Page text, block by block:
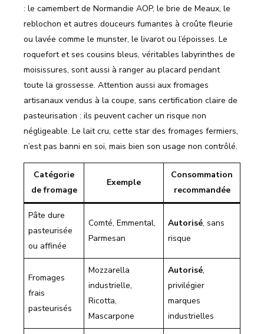
: le camembert de Normandie AOP, le brie de Meaux, le
reblochon et autres douceurs fumantes à croûte fleurie
ou lavée comme le munster, le livarot ou l’époisses. Le
roquefort et ses cousins bleus, véritables labyrinthes de
moisissures, sont aussi à ranger au placard pendant
toute la grossesse. Attention aussi aux fromages
artisanaux vendus à la coupe, sans certification claire de
pasteurisation : ils peuvent cacher un risque non
négligeable. Le lait cru, cette star des fromages fermiers,
n’est pas banni en soi, mais bien son usage non contrôlé.
Catégorie
de fromage
Exemple
Consommation
recommandée
Pâte dure
pasteurisée
ou affinée
Comté, Emmental,
Parmesan
Autorisé, sans
risque
Fromages
frais
pasteurisés
Mozzarella
industrielle,
Ricotta,
Mascarpone
Autorisé,
privilégier
marques
industrielles